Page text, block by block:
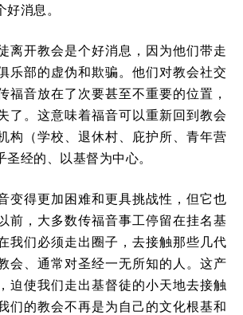
消息。
离开教会是个好消息，因为他们带走
乐部的虚伪和欺骗。他们对教会社交
福音放在了次要甚至不重要的位置，
了。这意味着福音可以重新回到教会
构（学校、退休村、庇护所、青年营
经的、以基督为中心。
变得更加困难和更具挑战性，但它也
前，大多数传福音事工停留在挂名基
我们必须走出圈子，去接触那些几代
会、通常对圣经一无所知的人。这产
迫使我们走出基督徒的小天地去接触
们的教会不再是为自己的文化根基和